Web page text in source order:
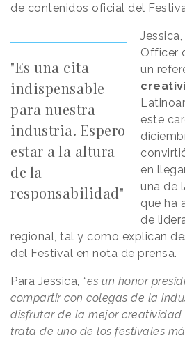
de contenidos oficial del
"Es una cita
indispensable
para nuestra
industria. Espero
estar a la altura
de la
responsabilidad"
Officer
un
este
en
una de
que ha
de
regional, tal y como explican
del Festival en nota de prensa.
Para Jessica, “es un honor
compartir con colegas de la
disfrutar de la mejor creatividad
trata de uno de los festivales